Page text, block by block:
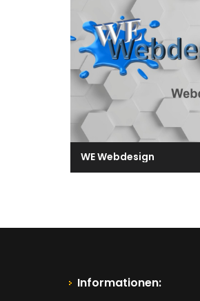
WE Webdesign
Informationen: